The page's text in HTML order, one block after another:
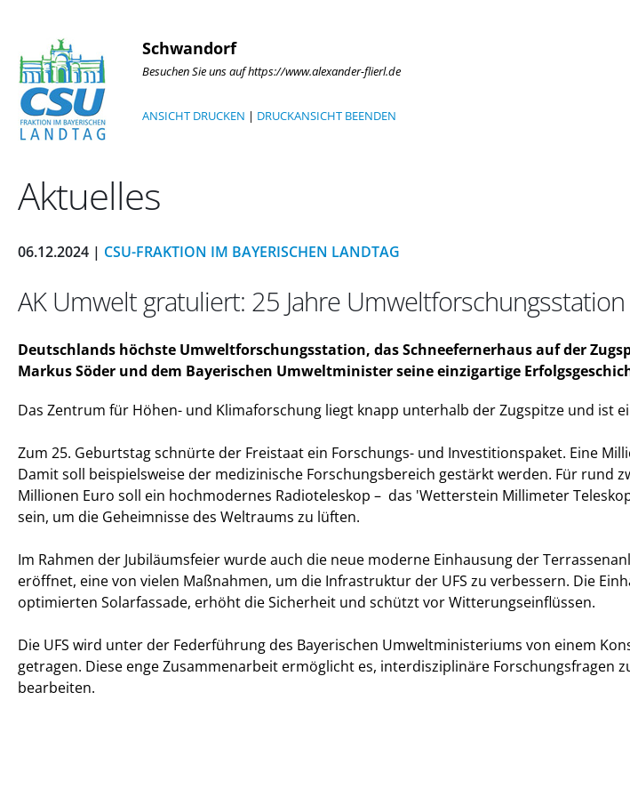
Schwandorf
Besuchen Sie uns auf https://www.alexander-flierl.de
ANSICHT DRUCKEN | DRUCKANSICHT BEENDEN
Aktuelles
06.12.2024 | CSU-FRAKTION IM BAYERISCHEN LANDTAG
AK Umwelt gratuliert: 25 Jahre
Deutschlands höchste Umweltforschungsstation, das Schneefernerhaus auf der
Markus Söder und dem Bayerischen Umweltminister seine einzigartige
Das Zentrum für Höhen- und Klimaforschung liegt knapp unterhalb der Zugspitze und ist
Zum 25. Geburtstag schnürte der Freistaat ein Forschungs- und Investitionspaket. Eine
Damit soll beispielsweise der medizinische Forschungsbereich gestärkt werden. Für rund
Millionen Euro soll ein hochmodernes Radioteleskop – das 'Wetterstein Millimeter
sein, um die Geheimnisse des Weltraums zu lüften.
Im Rahmen der Jubiläumsfeier wurde auch die neue moderne Einhausung der
eröffnet, eine von vielen Maßnahmen, um die Infrastruktur der UFS zu verbessern. Die
optimierten Solarfassade, erhöht die Sicherheit und schützt vor Witterungseinflüssen.
Die UFS wird unter der Federführung des Bayerischen Umweltministeriums von einem
getragen. Diese enge Zusammenarbeit ermöglicht es, interdisziplinäre
bearbeiten.